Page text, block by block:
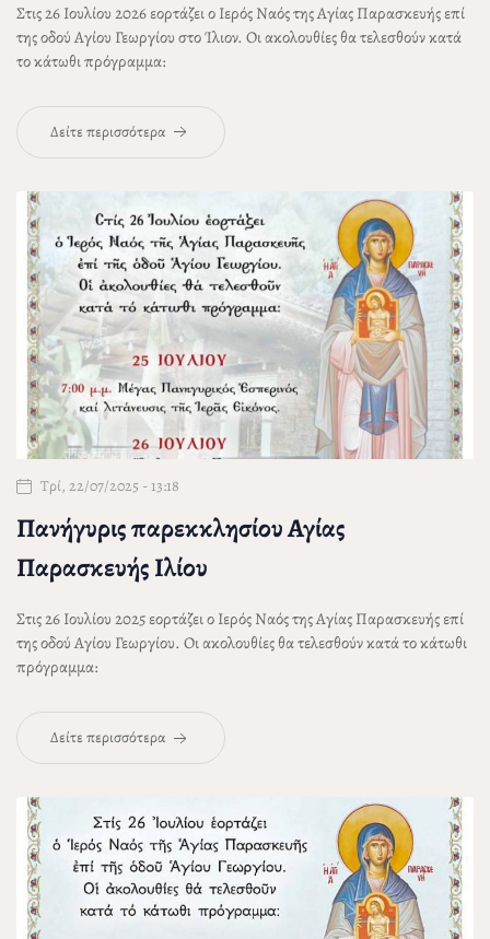
Στις 26 Ιουλίου 2026 εορτάζει ο Ιερός Ναός της Αγίας Παρασκευής επί
της οδού Αγίου Γεωργίου στο Ίλιον. Οι ακολουθίες θα τελεσθούν κατά
το κάτωθι πρόγραμμα:
Δείτε περισσότερα
Τρί, 22/07/2025 - 13:18
Πανήγυρις παρεκκλησίου Αγίας
Παρασκευής Ιλίου
Στις 26 Ιουλίου 2025 εορτάζει ο Ιερός Ναός της Αγίας Παρασκευής επί
της οδού Αγίου Γεωργίου. Οι ακολουθίες θα τελεσθούν κατά το κάτωθι
πρόγραμμα:
Δείτε περισσότερα